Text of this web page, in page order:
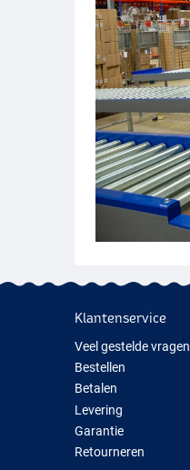
Klantenservice
Veel gestelde vragen
Bestellen
Betalen
Levering
Garantie
Retourneren